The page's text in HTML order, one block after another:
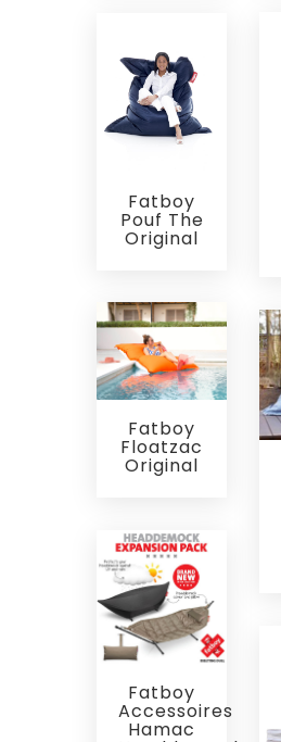
Fatboy
Pouf The
Original
Fatboy
Floatzac
Original
Fatboy
Accessoires
Hamac